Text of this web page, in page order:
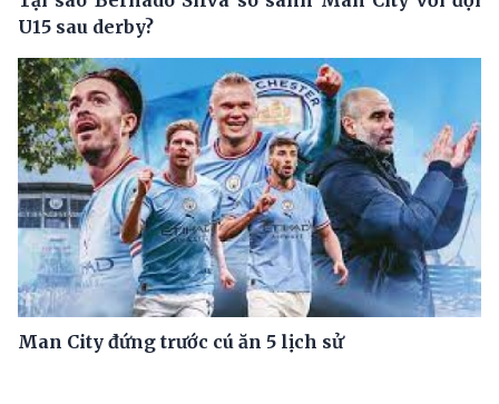
U15 sau derby?
Man City đứng trước cú ăn 5 lịch sử